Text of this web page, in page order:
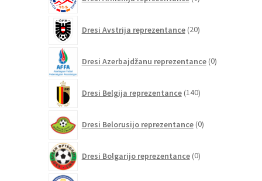
izdelkov
Dresi Avstrija reprezentance 20izdelkov
Dresi Azerbajdžanu reprezentance 0izdelkov
Dresi Belgija reprezentance 140izdelkov
Dresi Belorusijo reprezentance 0izdelkov
Dresi Bolgarijo reprezentance 0izdelkov